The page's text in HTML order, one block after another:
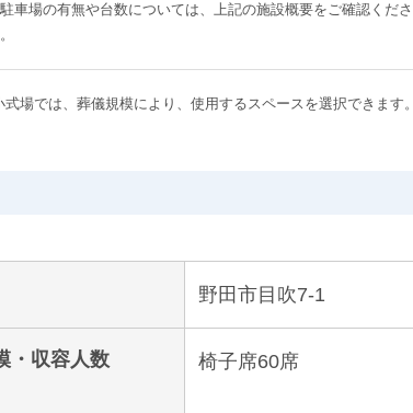
車場の有無や台数については、上記の施設概要をご確認くだ
式場では、葬儀規模により、使用するスペースを選択できます。
野田市目吹7-1
・収容人数 椅子席60席